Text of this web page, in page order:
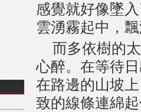
感覺就好像墜
雲湧霧起中，
而多依樹的
心醉。在等待
在路邊的山坡
致的線條連綿